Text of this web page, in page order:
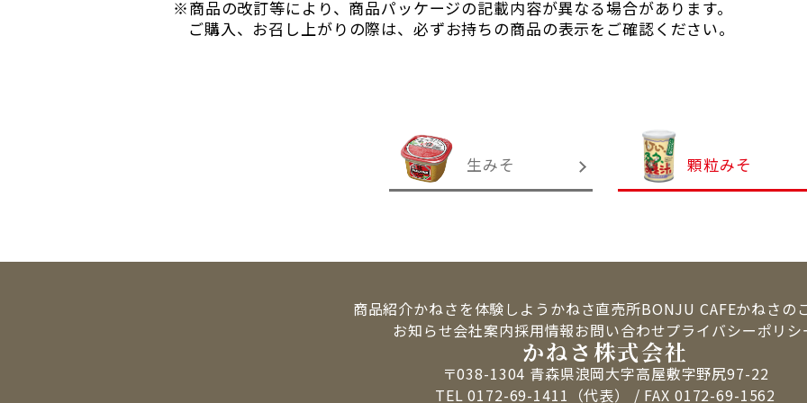
※商品の改訂等により、商品パッケージの記載内容が異なる場合があります。
ご購入、お召し上がりの際は、必ずお持ちの商品の表示をご確認ください。
生みそ 顆粒みそ
商品紹介かねさを体験しよう かねさ直売所BONJU CAFEかねさの
お知らせ会社案内採用情報お問い合わせプライバシーポリシ
かねさ株式会社
〒038-1304 青森県浪岡大字高屋敷字野尻97-22
TEL0172-69-1411 （代表） / FAX 0172-69-1562